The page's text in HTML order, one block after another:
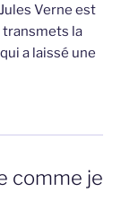
Verne est
transmets la
a laissé une
comme je